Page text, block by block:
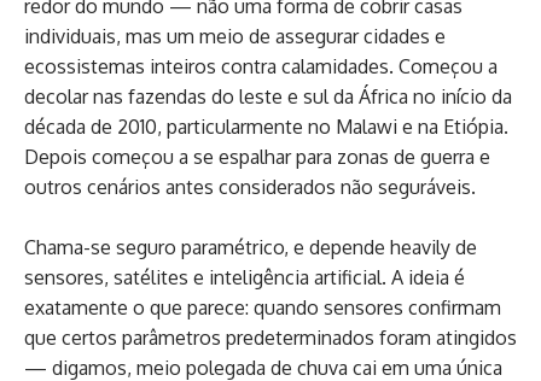
redor do mundo — não uma forma de cobrir casas
individuais, mas um meio de assegurar cidades e
ecossistemas inteiros contra calamidades. Começou a
decolar nas fazendas do leste e sul da África no início da
década de 2010, particularmente no Malawi e na Etiópia.
Depois começou a se espalhar para zonas de guerra e
outros cenários antes considerados não seguráveis.
Chama-se seguro paramétrico, e depende heavily de
sensores, satélites e inteligência artificial. A ideia é
exatamente o que parece: quando sensores confirmam
que certos parâmetros predeterminados foram atingidos
— digamos, meio polegada de chuva cai em uma única